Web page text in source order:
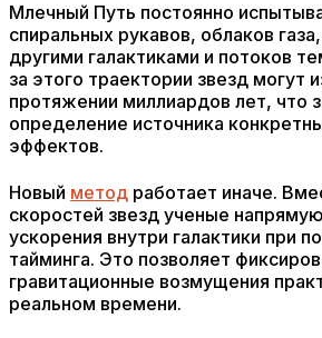
Млечный Путь постоянно
спиральных рукавов, облаков
другими галактиками и потоков
за этого траектории звезд могут
протяжении миллиардов лет, что
определение источника
эффектов.
Новый метод работает иначе.
скоростей звезд ученые
ускорения внутри галактики при
тайминга. Это позволяет
гравитационные возмущения
реальном времени.